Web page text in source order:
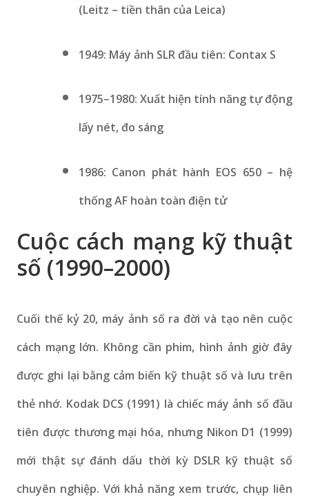
(Leitz – tiền thân của Leica)
1949: Máy ảnh SLR đầu tiên: Contax S
1975–1980: Xuất hiện tính năng tự động
lấy nét, đo sáng
1986: Canon phát hành EOS 650 – hệ
thống AF hoàn toàn điện tử
Cuộc cách mạng kỹ thuật
số (1990–2000)
Cuối thế kỷ 20, máy ảnh số ra đời và tạo nên cuộc
cách mạng lớn. Không cần phim, hình ảnh giờ đây
được ghi lại bằng cảm biến kỹ thuật số và lưu trên
thẻ nhớ. Kodak DCS (1991) là chiếc máy ảnh số đầu
tiên được thương mại hóa, nhưng Nikon D1 (1999)
mới thật sự đánh dấu thời kỳ DSLR kỹ thuật số
chuyên nghiệp. Với khả năng xem trước, chụp liên